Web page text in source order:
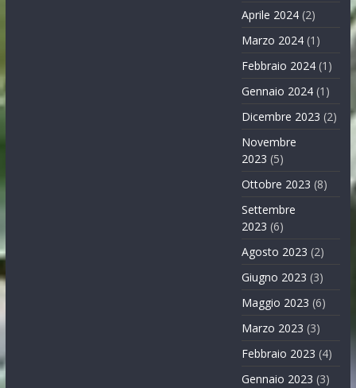
Aprile 2024 (2)
Marzo 2024 (1)
Febbraio 2024 (1)
Gennaio 2024 (1)
Dicembre 2023 (2)
Novembre
2023 (5)
Ottobre 2023 (8)
Settembre
2023 (6)
Agosto 2023 (2)
Giugno 2023 (3)
Maggio 2023 (6)
Marzo 2023 (3)
Febbraio 2023 (4)
Gennaio 2023 (3)